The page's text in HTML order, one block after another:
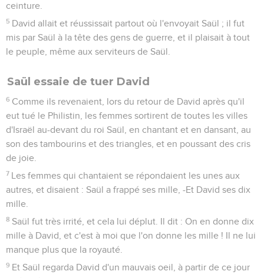
ceinture.
5 David allait et réussissait partout où l'envoyait Saül ; il fut
mis par Saül à la tête des gens de guerre, et il plaisait à tout
le peuple, même aux serviteurs de Saül.
Saül essaie de tuer David
6 Comme ils revenaient, lors du retour de David après qu'il
eut tué le Philistin, les femmes sortirent de toutes les villes
d'Israël au-devant du roi Saül, en chantant et en dansant, au
son des tambourins et des triangles, et en poussant des cris
de joie.
7 Les femmes qui chantaient se répondaient les unes aux
autres, et disaient : Saül a frappé ses mille, -Et David ses dix
mille.
8 Saül fut très irrité, et cela lui déplut. Il dit : On en donne dix
mille à David, et c'est à moi que l'on donne les mille ! Il ne lui
manque plus que la royauté.
9 Et Saül regarda David d'un mauvais oeil, à partir de ce jour